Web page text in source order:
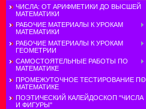
ЧИСЛА: ОТ АРИФМЕТИКИ ДО ВЫСШЕЙ
МАТЕМАТИКИ
РАБОЧИЕ МАТЕРИАЛЫ К УРОКАМ
МАТЕМАТИКИ
РАБОЧИЕ МАТЕРИАЛЫ К УРОКАМ
ГЕОМЕТРИИ
САМОСТОЯТЕЛЬНЫЕ РАБОТЫ ПО
МАТЕМАТИКЕ
ПРОМЕЖУТОЧНОЕ ТЕСТИРОВАНИЕ ПО
МАТЕМАТИКЕ
ПОЭТИЧЕСКИЙ КАЛЕЙДОСКОП "ЧИСЛА
И ФИГУРЫ"